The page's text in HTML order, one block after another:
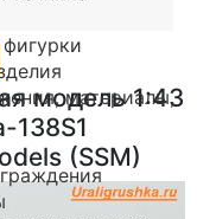
материалы,
модель 1:43
138S1
(SSM)